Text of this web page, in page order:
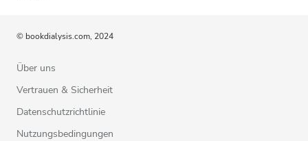
© bookdialysis.com, 2024
Über uns
Vertrauen & Sicherheit
Datenschutzrichtlinie
Nutzungsbedingungen